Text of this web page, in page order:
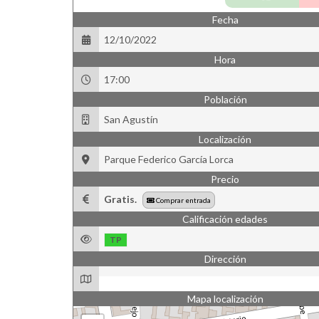
Fecha
12/10/2022
Hora
17:00
Población
San Agustín
Localización
Parque Federico García Lorca
Precio
Gratis.
Comprar entrada
Calificación edades
TP
Dirección
Mapa localización